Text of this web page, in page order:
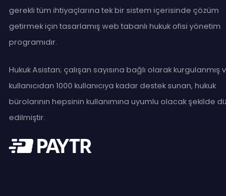
gerekli tüm ihtiyaçlarına tek bir sistem içerisinde çözüm
getirmek için tasarlamış web tabanlı hukuk ofisi yönetim
programıdır.
Hukuk Asistan; çalışan sayısına bağlı olarak kurgulanmış
kullanıcıdan 1000 kullanıcıya kadar destek sunan, hukuk
bürolarının hepsinin kullanımına uyumlu olacak şekilde
edilmiştir.